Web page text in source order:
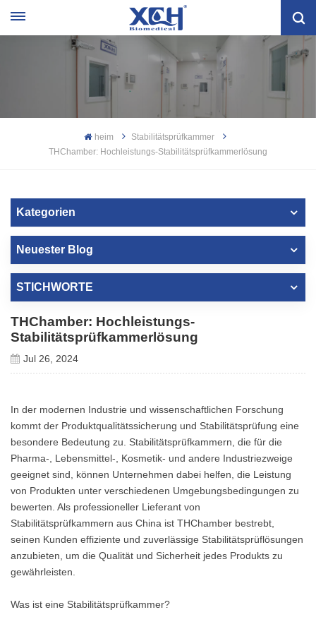
heim
Stabilitätsprüfkammer
THChamber: Hochleistungs-Stabilitätsprüfkammerlösung
Kategorien
Neuester Blog
STICHWORTE
THChamber: Hochleistungs-
Stabilitätsprüfkammerlösung
Jul 26, 2024
In der modernen Industrie und wissenschaftlichen Forschung
kommt der Produktqualitätssicherung und Stabilitätsprüfung eine
besondere Bedeutung zu. Stabilitätsprüfkammern, die für die
Pharma-, Lebensmittel-, Kosmetik- und andere Industriezweige
geeignet sind, können Unternehmen dabei helfen, die Leistung
von Produkten unter verschiedenen Umgebungsbedingungen zu
bewerten. Als professioneller Lieferant von
Stabilitätsprüfkammern aus China ist THChamber bestrebt,
seinen Kunden effiziente und zuverlässige Stabilitätsprüflösungen
anzubieten, um die Qualität und Sicherheit jedes Produkts zu
gewährleisten.
Was ist eine Stabilitätsprüfkammer?